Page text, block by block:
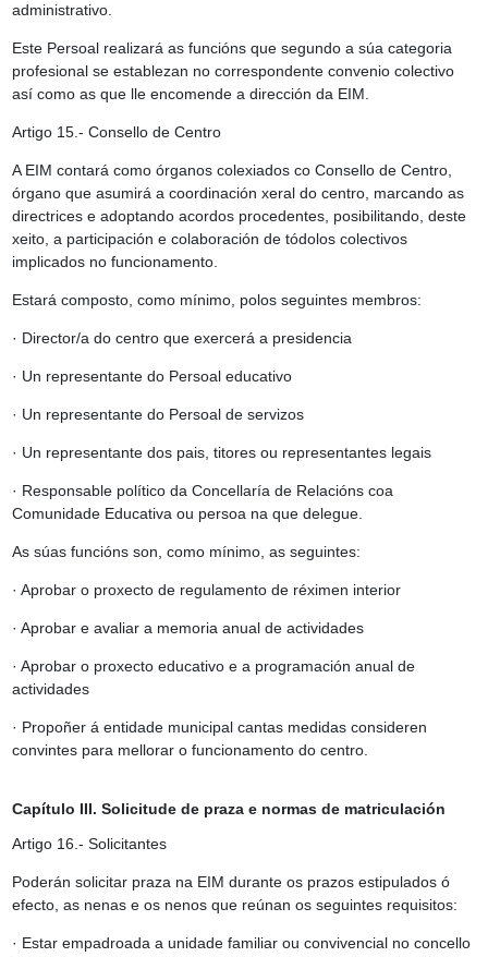
administrativo.
Este Persoal realizará as funcións que segundo a súa categoria
profesional se establezan no correspondente convenio colectivo
así como as que lle encomende a dirección da EIM.
Artigo 15.- Consello de Centro
A EIM contará como órganos colexiados co Consello de Centro,
órgano que asumirá a coordinación xeral do centro, marcando as
directrices e adoptando acordos procedentes, posibilitando, deste
xeito, a participación e colaboración de tódolos colectivos
implicados no funcionamento.
Estará composto, como mínimo, polos seguintes membros:
· Director/a do centro que exercerá a presidencia
· Un representante do Persoal educativo
· Un representante do Persoal de servizos
· Un representante dos pais, titores ou representantes legais
· Responsable político da Concellaría de Relacións coa
Comunidade Educativa ou persoa na que delegue.
As súas funcións son, como mínimo, as seguintes:
· Aprobar o proxecto de regulamento de réximen interior
· Aprobar e avaliar a memoria anual de actividades
· Aprobar o proxecto educativo e a programación anual de
actividades
· Propoñer á entidade municipal cantas medidas consideren
convintes para mellorar o funcionamento do centro.
Capítulo III. Solicitude de praza e normas de matriculación
Artigo 16.- Solicitantes
Poderán solicitar praza na EIM durante os prazos estipulados ó
efecto, as nenas e os nenos que reúnan os seguintes requisitos:
· Estar empadroada a unidade familiar ou convivencial no concello